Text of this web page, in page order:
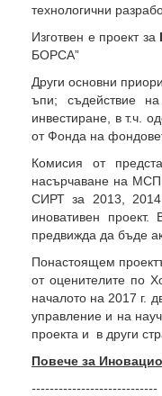
технологични
Изготвен е проект за
БОРСА”
Други основни
ъпи; съдействие
инвестиране, в т.ч.
от Фонда на
Комисия от
насърчаване на МСП
СИРТ за 2013, 2014
иновативен
предвижда да бъде
Понастоящем
от оценителите по
началото на 2017 г.
управление и на
проекта и в други
Повече за
----------------------------